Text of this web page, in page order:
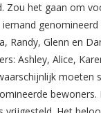
Zou het gaan om
Randy, Glenn en
Ashley, Alice,
moeten
bewoners.